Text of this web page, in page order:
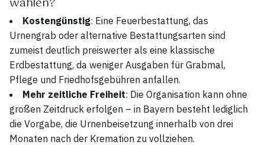
Kostengünstig: Eine Feuerbestattung, das
Urnengrab oder alternative Bestattungsarten sind
zumeist deutlich preiswerter als eine klassische
Erdbestattung, da weniger Ausgaben für Grabmal,
Pflege und Friedhofsgebühren anfallen.
Mehr zeitliche Freiheit: Die Organisation kann ohne
großen Zeitdruck erfolgen – in Bayern besteht lediglich
die Vorgabe, die Urnenbeisetzung innerhalb von drei
Monaten nach der Kremation zu vollziehen.